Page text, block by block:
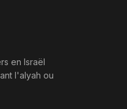
en Israël
l'alyah ou